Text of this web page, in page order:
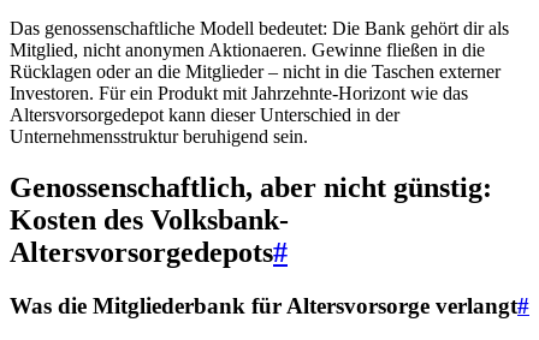
Das genossenschaftliche Modell bedeutet: Die Bank gehört dir als
Mitglied, nicht anonymen Aktionaeren. Gewinne fließen in die
Rücklagen oder an die Mitglieder – nicht in die Taschen externer
Investoren. Für ein Produkt mit Jahrzehnte-Horizont wie das
Altersvorsorgedepot kann dieser Unterschied in der
Unternehmensstruktur beruhigend sein.
Genossenschaftlich, aber nicht günstig:
Kosten des Volksbank-
Altersvorsorgedepots#
Was die Mitgliederbank für Altersvorsorge verlangt#